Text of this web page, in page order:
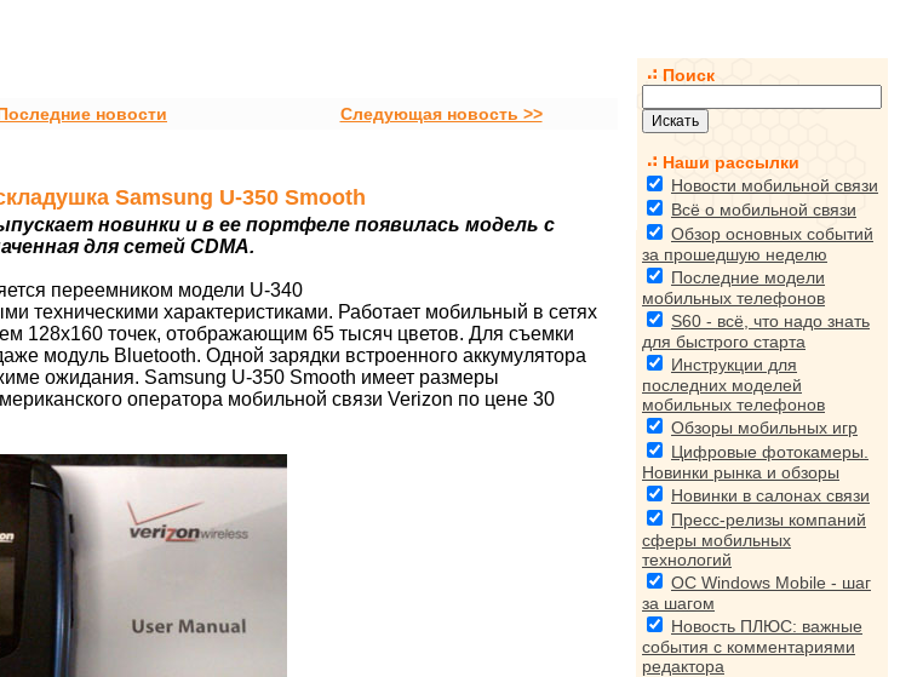
новости Следующая новость >>
Samsung U-350 Smooth
новинки и в ее портфеле появилась модель с
для сетей CDMA.
переемником модели U-340
техническими характеристиками. Работает мобильный в сетях
128х160 точек, отображающим 65 тысяч цветов. Для съемки
модуль Bluetooth. Одной зарядки встроенного аккумулятора
ожидания. Samsung U-350 Smooth имеет размеры
оператора мобильной связи Verizon по цене 30
Поиск
Наши рассылки
Новости мобильной связи
Всё о мобильной связи
Обзор основных событий
за прошедшую неделю
Последние модели
мобильных телефонов
S60 - всё, что надо знать
для быстрого старта
Инструкции для
последних моделей
мобильных телефонов
Обзоры мобильных игр
Цифровые фотокамеры.
Новинки рынка и обзоры
Новинки в салонах связи
Пресс-релизы компаний
сферы мобильных
технологий
ОС Windows Mobile - шаг
за шагом
Новость ПЛЮС: важные
события с комментариями
редактора